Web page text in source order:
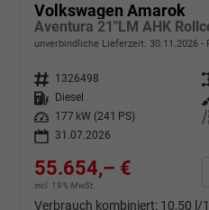
Volkswagen Amarok
Aventura 21"LM AHK
unverbindliche Lieferzeit: 30.11.2026
Fahrzeugnr. 1326498
Kraftstoff
Diesel
Leistung
177 kW (241 PS)
31.07.2026
55.654,– €
incl. 19% MwSt.
Verbrauch kombiniert: 10,50 l/